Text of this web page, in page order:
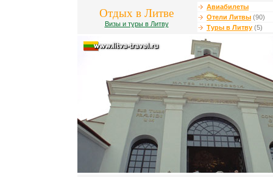
Отдых в Литве
Визы и туры в Литву
Авиабилеты
Отели Литвы (90)
Туры в Литву (5)